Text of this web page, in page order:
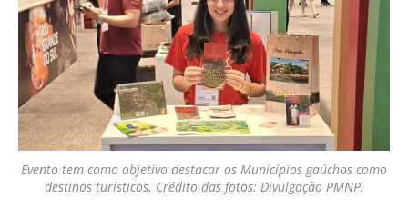
Evento tem como objetivo destacar os Municípios gaúchos como
destinos turísticos. Crédito das fotos: Divulgação PMNP.